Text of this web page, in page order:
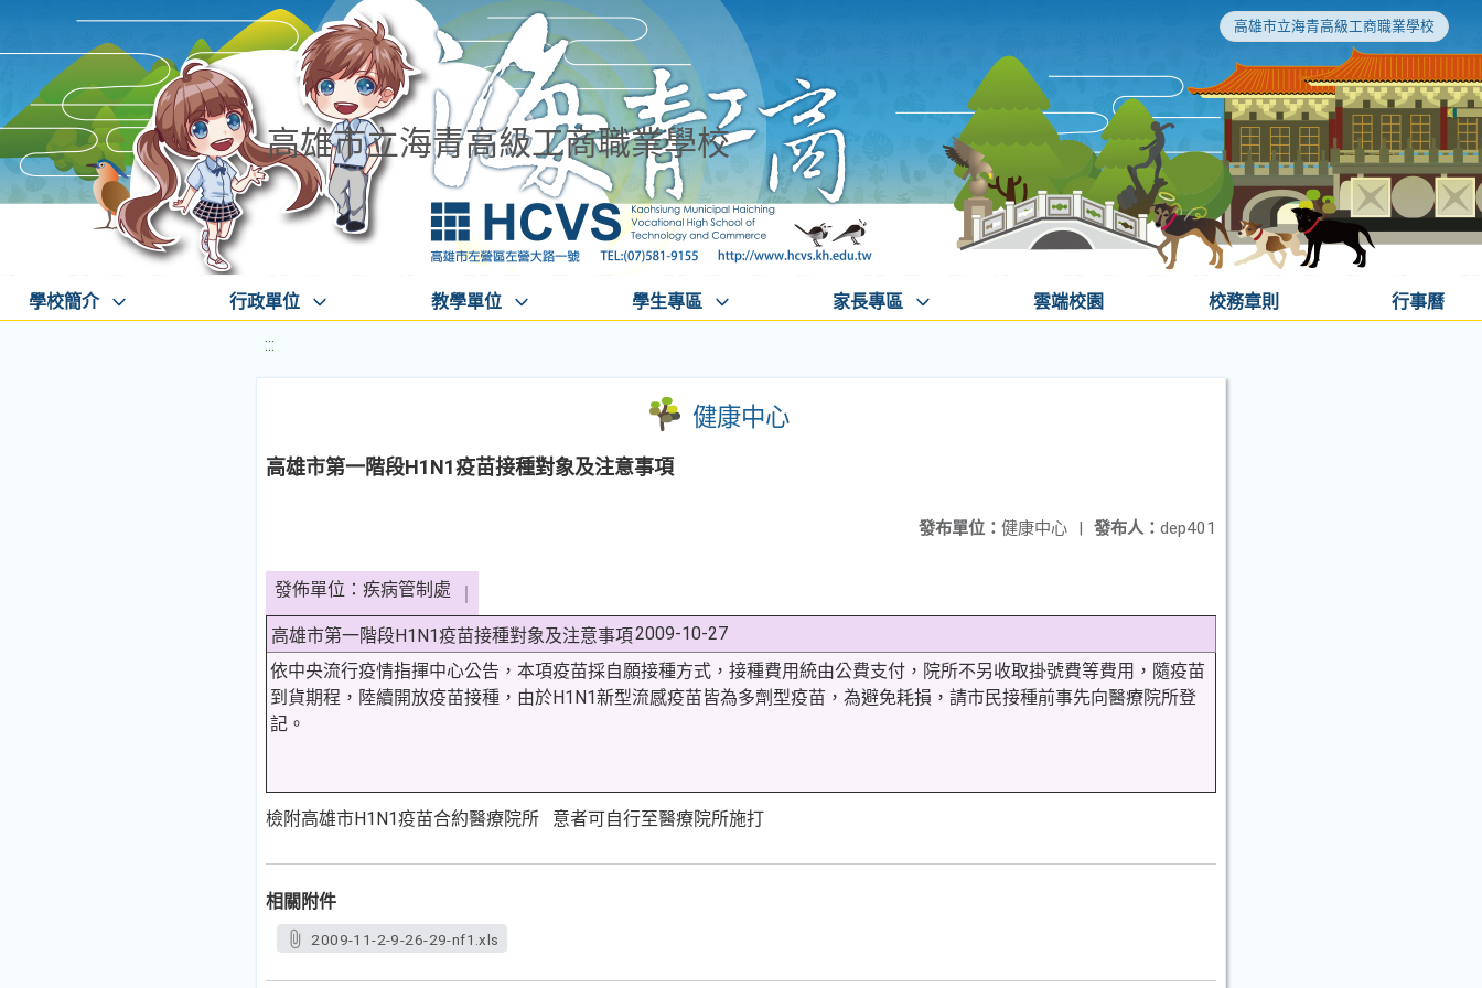
高雄市立海青高級工商職業學校
高雄市立海青高級工商職業學校
學校簡介 行政單位 教學單位 學生專區 家長專區 雲端校園 校務章則 行事曆
:::
健康中心
高雄市第一階段H1N1疫苗接種對象及注意事項
發布人： dep401
發布單位： 健康中心 |
發佈單位：疾病管制處
高雄市第一階段H1N1疫苗接種對象及注意事項2009-10-27
依中央流行疫情指揮中心公告，本項疫苗採自願接種方式，接種費用統由公費支付，院所不另收取掛號費等費用，隨疫苗
到貨期程，陸續開放疫苗接種，由於H1N1新型流感疫苗皆為多劑型疫苗，為避免耗損，請市民接種前事先向醫療院所登
記。
檢附高雄市H1N1疫苗合約醫療院所 意者可自行至醫療院所施打
相關附件
2009-11-2-9-26-29-nf1.xls